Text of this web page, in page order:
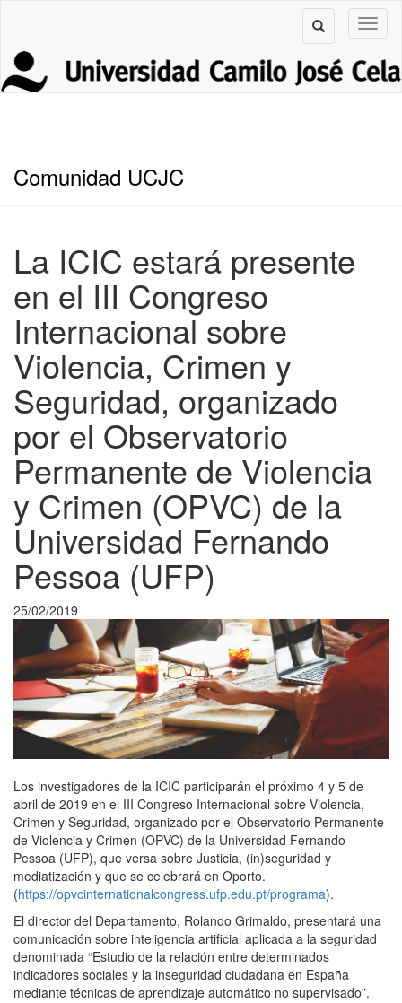
Comunidad UCJC
La ICIC estará presente
en el III Congreso
Internacional sobre
Violencia, Crimen y
Seguridad, organizado
por el Observatorio
Permanente de Violencia
y Crimen (OPVC) de la
Universidad Fernando
Pessoa (UFP)
25/02/2019
Los investigadores de la ICIC participarán el próximo 4 y 5 de
abril de 2019 en el III Congreso Internacional sobre Violencia,
Crimen y Seguridad, organizado por el Observatorio Permanente
de Violencia y Crimen (OPVC) de la Universidad Fernando
Pessoa (UFP), que versa sobre Justicia, (in)seguridad y
mediatización y que se celebrará en Oporto.
(https://opvcinternationalcongress.ufp.edu.pt/programa).
El director del Departamento, Rolando Grimaldo, presentará una
comunicación sobre inteligencia artificial aplicada a la seguridad
denominada “Estudio de la relación entre determinados
indicadores sociales y la inseguridad ciudadana en España
mediante técnicas de aprendizaje automático no supervisado”.